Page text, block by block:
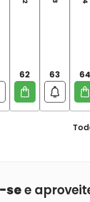
62 63 64